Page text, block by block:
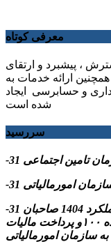
معرفی کوتاه
، پیشبرد و ارتقای
ارائه خدمات به
و حسابرسی ایجاد
شده است
سررسید
تامین اجتماعی
امورمالیاتی
-31 شهریور مهلت ارسال اظهارنامه مالیاتی عملکرد 1404 صاحبان
مشاغل و همچنین فرم مالیات مقطوع ماده ۱۰۰و پرداخت مالیات
سازمان امورمالیاتی